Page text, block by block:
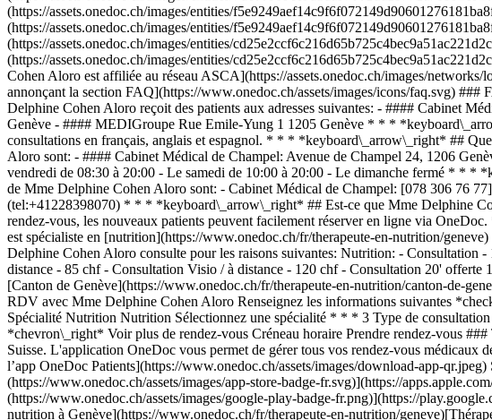
(https://assets.onedoc.ch/images/entities/
(https://assets.onedoc.ch/images/entities/
(https://assets.onedoc.ch/images/entities/
(https://assets.onedoc.ch/images/entities/
Cohen Aloro est affiliée au réseau ASCA](https://assets.onedoc.ch/images/
annonçant la section FAQ](https://www.onedoc.ch/assets/images/icons/faq.svg)
Delphine Cohen Aloro reçoit des patients aux adresses suivantes: - #### Cabinet
Genève - #### MEDIGroupe Rue Emile-Yung 1 1205 Genève * * *
consultations en français, anglais et espagnol. * * * *keyboard\_arrow\_right* ##
Aloro sont: - #### Cabinet Médical de Champel: Avenue de Champel 24, 1206
vendredi de 08:30 à 20:00 - Le samedi de 10:00 à 20:00 - Le dimanche fermé * * *
de Mme Delphine Cohen Aloro sont: - Cabinet Médical de Champel: [078 306 76
(tel:+41228398070) * * * *keyboard\_arrow\_right* ## Est-ce que Mme Delphine
rendez-vous, les nouveaux patients peuvent facilement réserver en ligne via
est spécialiste en [nutrition](https://www.onedoc.ch/fr/therapeute-en-nutrition/
Delphine Cohen Aloro consulte pour les raisons suivantes: Nutrition: -
distance - 85 chf - Consultation Visio / à distance - 120 chf - Consultation 20' offerte 1. [OneDoc](https://www.onedoc.ch/fr/)/ 2.